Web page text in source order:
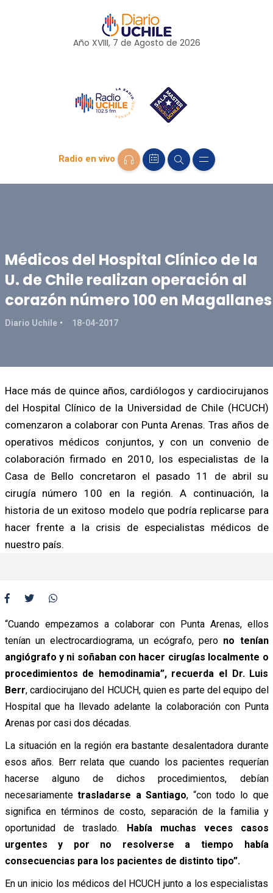
Año XVIII, 7 de Agosto de 2026
Radio en vivo
Médicos del Hospital Clínico de la
U. de Chile realizan operación al
corazón número 100 en Magallanes
Diario Uchile 18-04-2017
Hace más de quince años, cardiólogos y cardiocirujanos
del Hospital Clínico de la Universidad de Chile (HCUCH)
comenzaron a colaborar con Punta Arenas. Tras años de
operativos médicos conjuntos, y con un convenio de
colaboración firmado en 2010, los especialistas de la
Casa de Bello concretaron el pasado 11 de abril su
cirugía número 100 en la región. A continuación, la
historia de un exitoso modelo que podría replicarse para
hacer frente a la crisis de especialistas médicos de
nuestro país.
“Cuando empezamos a colaborar con Punta Arenas, ellos
tenían un electrocardiograma, un ecógrafo, pero no tenían
angiógrafo y ni soñaban con hacer cirugías localmente o
procedimientos de hemodinamia”, recuerda el Dr. Luis
Berr, cardiocirujano del HCUCH, quien es parte del equipo del
Hospital que ha llevado adelante la colaboración con Punta
Arenas por casi dos décadas.
La situación en la región era bastante desalentadora durante
esos años. Berr relata que cuando los pacientes requerían
hacerse alguno de dichos procedimientos, debían
necesariamentetrasladarse a Santiago, “con todo lo que
significa en términos de costo, separación de la familia y
oportunidad de traslado. Había muchas veces casos
urgentes y por no resolverse a tiempo había
consecuencias para los pacientes de distinto tipo”.
En un inicio los médicos del HCUCH junto a los especialistas